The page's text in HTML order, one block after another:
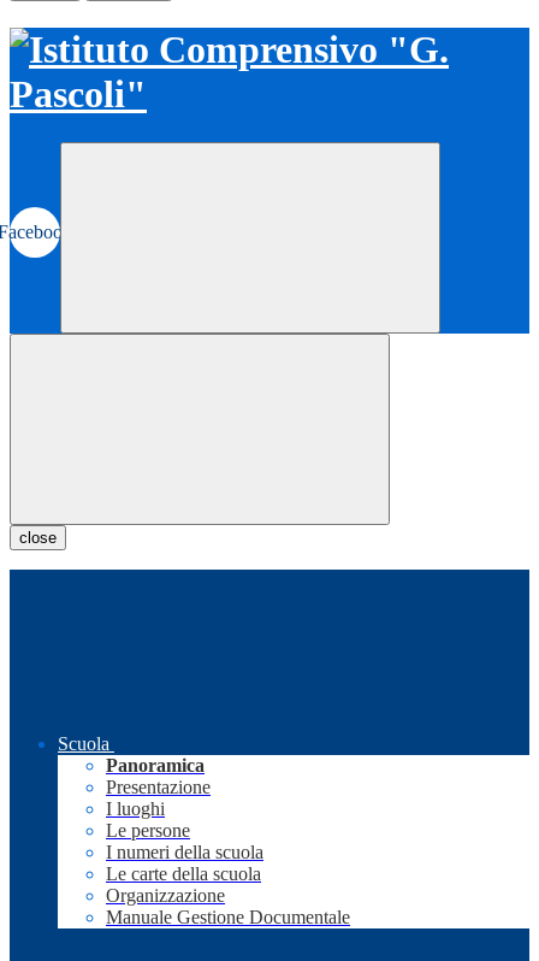
close
Scuola
Panoramica
Presentazione
I luoghi
Le persone
I numeri della scuola
Le carte della scuola
Organizzazione
Manuale Gestione Documentale